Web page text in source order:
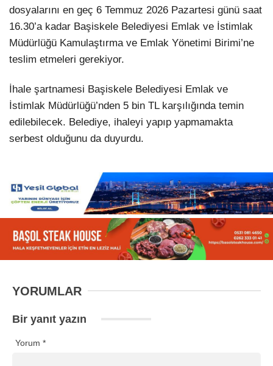
dosyalarını en geç 6 Temmuz 2026 Pazartesi günü saat
16.30’a kadar Başiskele Belediyesi Emlak ve İstimlak
Müdürlüğü Kamulaştırma ve Emlak Yönetimi Birimi’ne
teslim etmeleri gerekiyor.
İhale şartnamesi Başiskele Belediyesi Emlak ve
İstimlak Müdürlüğü’nden 5 bin TL karşılığında temin
edilebilecek. Belediye, ihaleyi yapıp yapmamakta
serbest olduğunu da duyurdu.
YORUMLAR
Bir yanıt yazın
Yorum *